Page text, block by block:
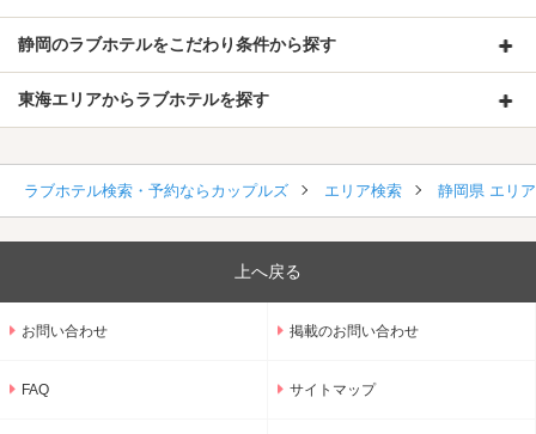
静岡のラブホテルをこだわり条件から探す
東海エリアからラブホテルを探す
ラブホテル検索・予約ならカップルズ エリア検索 静岡県 エリ
上へ戻る
お問い合わせ 掲載のお問い合わせ
FAQ サイトマップ